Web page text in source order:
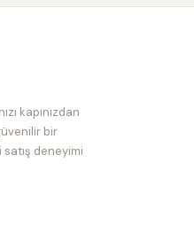
kapınızdan
bir
satış deneyimi